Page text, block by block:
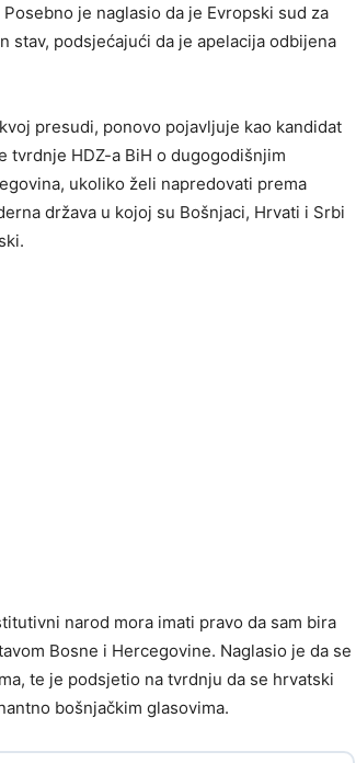
je naglasio da je Evropski sud za
stav, podsjećajući da je apelacija odbijena
presudi, ponovo pojavljuje kao kandidat
tvrdnje HDZ-a BiH o dugogodišnjim
ukoliko želi napredovati prema
država u kojoj su Bošnjaci, Hrvati i Srbi
narod mora imati pravo da sam bira
Bosne i Hercegovine. Naglasio je da se
te je podsjetio na tvrdnju da se hrvatski
bošnjačkim glasovima.